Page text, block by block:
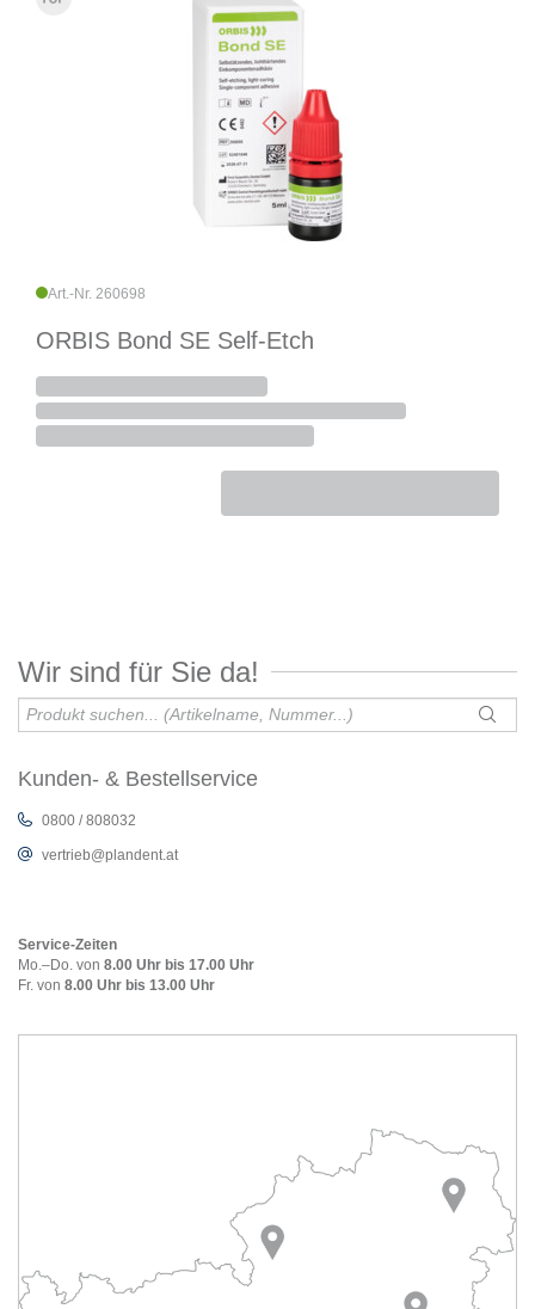
Art.-Nr. 260698
ORBIS Bond SE Self-Etch
Wir sind für Sie da!
Kunden- & Bestellservice
0800 / 808032
vertrieb@plandent.at
Service-Zeiten
Mo.–Do. von 8.00 Uhr bis 17.00 Uhr
Fr. von 8.00 Uhr bis 13.00 Uhr